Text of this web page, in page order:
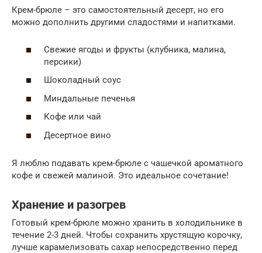
Крем-брюле – это самостоятельный десерт, но его
можно дополнить другими сладостями и напитками.
Свежие ягоды и фрукты (клубника, малина,
персики)
Шоколадный соус
Миндальные печенья
Кофе или чай
Десертное вино
Я люблю подавать крем-брюле с чашечкой ароматного
кофе и свежей малиной. Это идеальное сочетание!
Хранение и разогрев
Готовый крем-брюле можно хранить в холодильнике в
течение 2-3 дней. Чтобы сохранить хрустящую корочку,
лучше карамелизовать сахар непосредственно перед